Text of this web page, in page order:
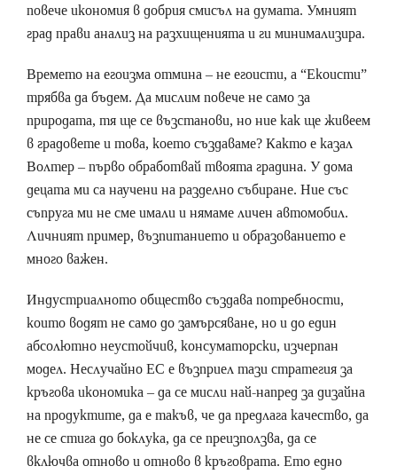
повече икономия в добрия смисъл на думата. Умният
град прави анализ на разхищенията и ги минимализира.
Времето на егоизма отмина – не егоисти, а “Екоисти”
трябва да бъдем. Да мислим повече не само за
природата, тя ще се възстанови, но ние как ще живеем
в градовете и това, което създаваме? Както е казал
Волтер – първо обработвай твоята градина. У дома
децата ми са научени на разделно събиране. Ние със
съпруга ми не сме имали и нямаме личен автомобил.
Личният пример, възпитанието и образованието е
много важен.
Индустриалното общество създава потребности,
които водят не само до замърсяване, но и до един
абсолютно неустойчив, консуматорски, изчерпан
модел. Неслучайно ЕС е възприел тази стратегия за
кръгова икономика – да се мисли най-напред за дизайна
на продуктите, да е такъв, че да предлага качество, да
не се стига до боклука, да се преизползва, да се
включва отново и отново в кръговрата. Ето едно